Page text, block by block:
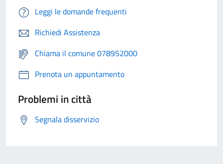
Leggi le domande frequenti
Richiedi Assistenza
Chiama il comune 078952000
Prenota un appuntamento
Problemi in città
Segnala disservizio